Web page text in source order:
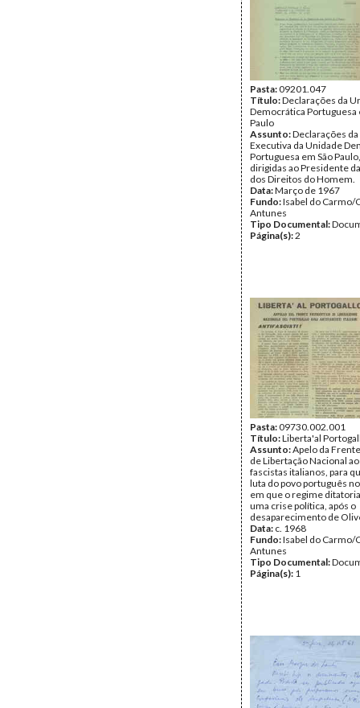
Pasta:09201.047
Título:Declarações da
Democrática Portuguesa
Paulo
Assunto:Declarações
Executiva da Unidade
Portuguesa em São
dirigidas ao Presidente
dos Direitos do Homem.
Data:Março de 1967
Fundo:Isabel do Carmo/
Antunes
Tipo Documental:
Página(s):2
Pasta:09730.002.001
Título:Liberta'al
Assunto:Apelo da
de Libertação Nacional
fascistas italianos, para
luta do povo português
em que o regime
uma crise política, após o
desaparecimento de
Data: c. 1968
Fundo:Isabel do Carmo/
Antunes
Tipo Documental:
Página(s): 1